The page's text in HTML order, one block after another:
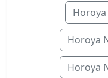
Horoya
Horoya
Horoya